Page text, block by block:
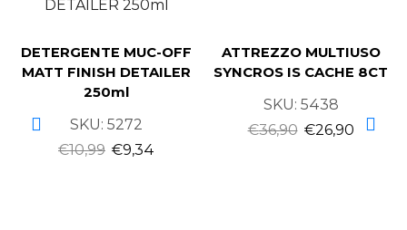
DETERGENTE MUC-OFF
MATT FINISH DETAILER
250ml
SKU: 5272
€10,99 €9,34
ATTREZZO MULTIUSO
SYNCROS IS CACHE 8CT
SKU: 5438
€36,90 €26,90